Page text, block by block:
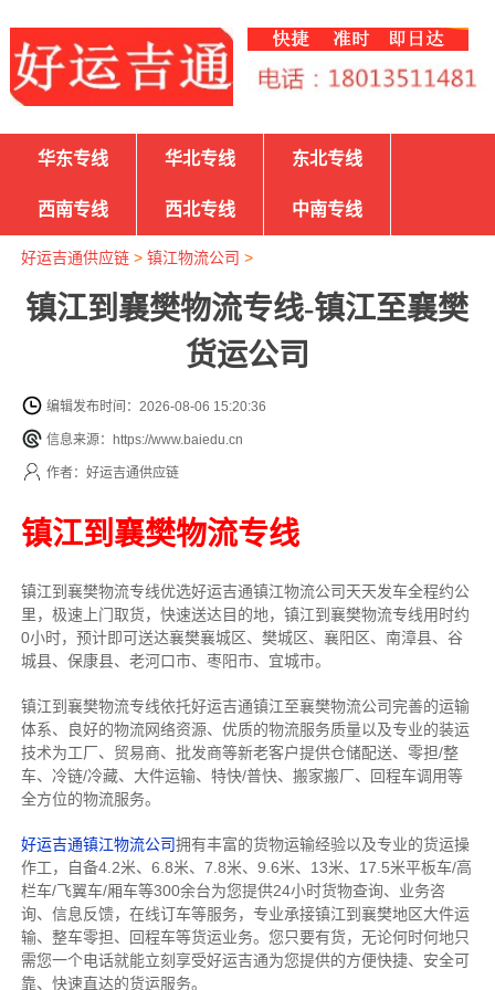
华东专线 华北专线 东北专线
西南专线 西北专线 中南专线
好运吉通供应链> 镇江物流公司 >
镇江到襄樊物流专线-镇江至襄樊
货运公司
编辑发布时间：2026-08-06 15:20:36
信息来源：https://www.baiedu.cn
作者：好运吉通供应链
镇江到襄樊物流专线
镇江到襄樊物流专线优选好运吉通镇江物流公司天天发车全程约公
里， 极速上门取货，快速送达目的地，镇江到襄樊物流专线用时约
0小时，预计即可送达襄樊襄城区、樊城区、襄阳区、南漳县、谷
城县、保康县、老河口市、枣阳市、宜城市。
镇江到襄樊物流专线依托好运吉通镇江至襄樊物流公司完善的运输
体系、良好的物流网络资源、优质的物流服务质量以及专业的装运
技术为工厂、贸易商、批发商等新老客户提供仓储配送、零担/整
车、冷链/冷藏、大件运输、特快/普快、搬家搬厂、回程车调用等
全方位的物流服务。
好运吉通镇江物流公司拥有丰富的货物运输经验以及专业的货运操
作工，自备4.2米、6.8米、7.8米、9.6米、13米、17.5米平板车/高
栏车/飞翼车/厢车等300余台为您提供24小时货物查询、业务咨
询、信息反馈，在线订车等服务， 专业承接镇江到襄樊地区大件运
输、整车零担、回程车等货运业务。 您只要有货，无论何时何地只
需您一个电话就能立刻享受好运吉通为您提供的方便快捷、安全可
靠、快速直达的货运服务。